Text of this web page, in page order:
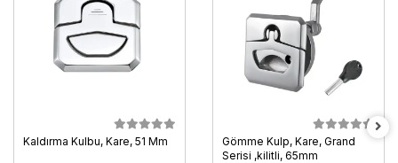
Kaldırma Kulbu, Kare, 51 Mm
Gömme Kulp, Kare, Grand
Serisi ,kilitli, 65mm